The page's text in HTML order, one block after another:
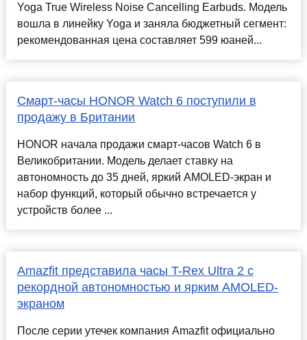
Yoga True Wireless Noise Cancelling Earbuds. Модель
вошла в линейку Yoga и заняла бюджетный сегмент:
рекомендованная цена составляет 599 юаней...
Смарт-часы HONOR Watch 6 поступили в
продажу в Британии
HONOR начала продажи смарт-часов Watch 6 в
Великобритании. Модель делает ставку на
автономность до 35 дней, яркий AMOLED-экран и
набор функций, который обычно встречается у
устройств более ...
Amazfit представила часы T-Rex Ultra 2 с
рекордной автономностью и ярким AMOLED-
экраном
После серии утечек компания Amazfit официально